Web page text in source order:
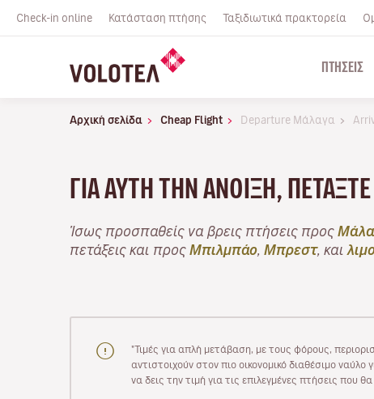
Check-in online Κατάσταση πτήσης Ταξιδιωτικά πρακτορεία
ΠΤΉΣΕΙΣ
Αρχική σελίδα Cheap Flight Departure Μάλαγα
ΓΙΑ ΑΥΤΉ ΤΗΝ ΆΝΟΙΞΗ,
Ίσως προσπαθείς να βρεις πτήσεις προς
πετάξεις και προς Μπιλμπάο Μπρεστ, και
"Τιμές για απλή μετάβαση, με τους φόρους,
αντιστοιχούν στον πιο οικονομικό διαθέσιμο
να δεις την τιμή για τις επιλεγμένες πτήσεις που